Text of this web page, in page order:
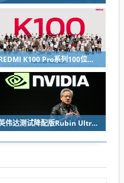
REDMI K100 Pro系列100位工程师代表亮相：设计、工程K90原班人马操刀
英伟达测试降配版Rubin Ultra GPU：HBM短缺下芯片厂商如何破局